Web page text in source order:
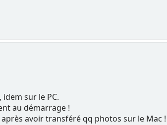
sur le PC.
au démarrage !
avoir transféré qq photos sur le Mac !